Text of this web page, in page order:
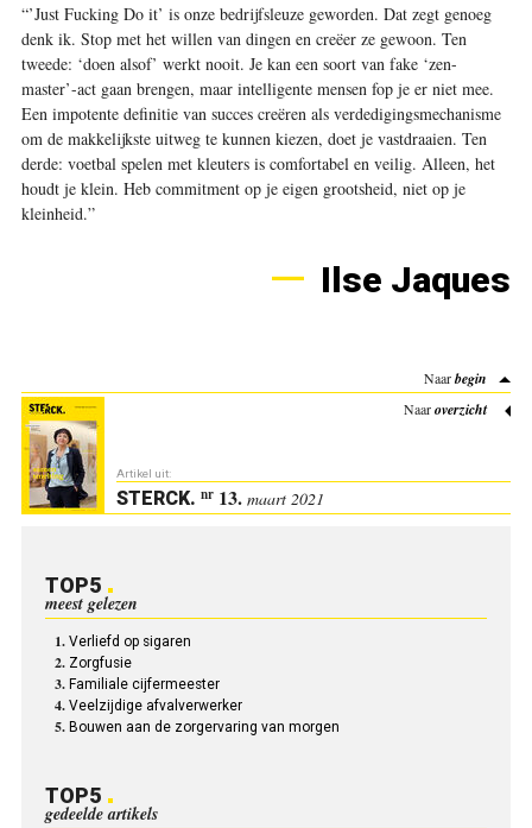
“’Just Fucking Do it’ is onze bedrijfsleuze geworden. Dat zegt genoeg
denk ik. Stop met het willen van dingen en creëer ze gewoon. Ten
tweede: ‘doen alsof’ werkt nooit. Je kan een soort van fake ‘zen-
master’-act gaan brengen, maar intelligente mensen fop je er niet mee.
Een impotente definitie van succes creëren als verdedigingsmechanisme
om de makkelijkste uitweg te kunnen kiezen, doet je vastdraaien. Ten
derde: voetbal spelen met kleuters is comfortabel en veilig. Alleen, het
houdt je klein. Heb commitment op je eigen grootsheid, niet op je
kleinheid.”
Ilse Jaques
Naarbegin
Naaroverzicht
Artikel uit:
STERCK. nr13. maart 2021
TOP5
meest gelezen
Verliefd op sigaren
Zorgfusie
Familiale cijfermeester
Veelzijdige afvalverwerker
Bouwen aan de zorgervaring van morgen
TOP5
gedeelde artikels